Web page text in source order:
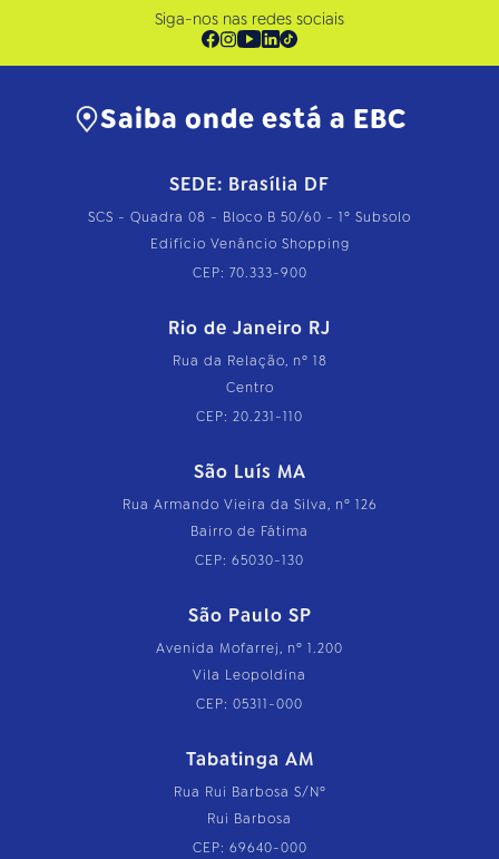
Siga-nos nas redes sociais
Saiba onde está a EBC
SEDE: Brasília DF
SCS - Quadra 08 - Bloco B 50/60 - 1º Subsolo
Edifício Venâncio Shopping
CEP: 70.333-900
Rio de Janeiro RJ
Rua da Relação, nº 18
Centro
CEP: 20.231-110
São Luís MA
Rua Armando Vieira da Silva, nº 126
Bairro de Fátima
CEP: 65030-130
São Paulo SP
Avenida Mofarrej, nº 1.200
Vila Leopoldina
CEP: 05311-000
Tabatinga AM
Rua Rui Barbosa S/Nº
Rui Barbosa
CEP: 69640-000